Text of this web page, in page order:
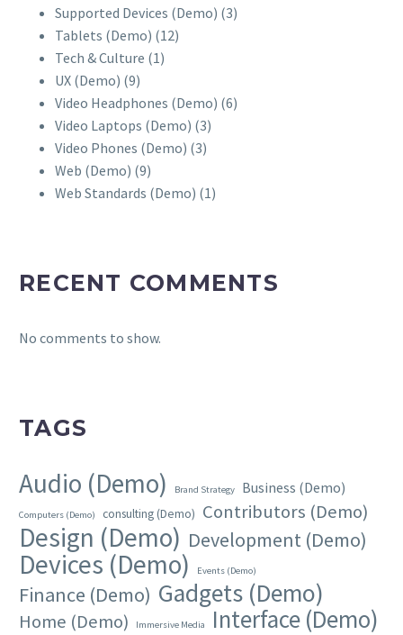
Supported Devices (Demo) (3)
Tablets (Demo) (12)
Tech & Culture (1)
UX (Demo) (9)
Video Headphones (Demo) (6)
Video Laptops (Demo) (3)
Video Phones (Demo) (3)
Web (Demo) (9)
Web Standards (Demo) (1)
RECENT COMMENTS
No comments to show.
TAGS
Audio (Demo) Brand Strategy Business (Demo)
Computers (Demo) consulting (Demo) Contributors (Demo)
Design (Demo) Development (Demo)
Devices (Demo) Events (Demo)
Finance (Demo) Gadgets (Demo)
Home (Demo) Immersive Media Interface (Demo)